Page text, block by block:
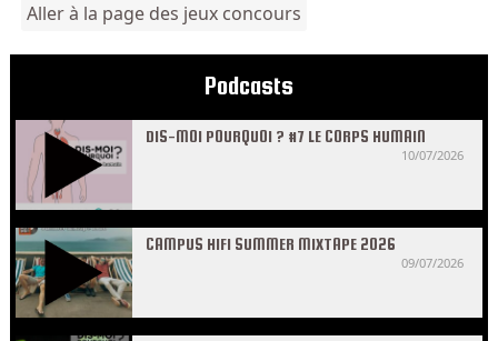
Aller à la page des jeux concours
Podcasts
DIS-MOI POURQUOI ? #7 LE CORPS HUMAIN
10/07/2026
CAMPUS HIFI SUMMER MIXTAPE 2026
09/07/2026